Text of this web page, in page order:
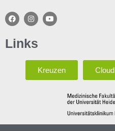
Links
Kreuzen Cloud